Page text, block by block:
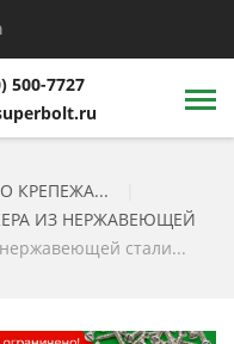
500-7727
КРЕПЕЖА...
ИЗ НЕРЖАВЕЮЩЕЙ
стали...